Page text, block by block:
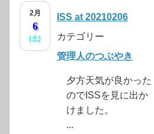
2月
6
(土)
ISS at 20210206
カテゴリー
管理人のつぶやき
夕方天気が良かった
のでISSを見に出か
けました。
...